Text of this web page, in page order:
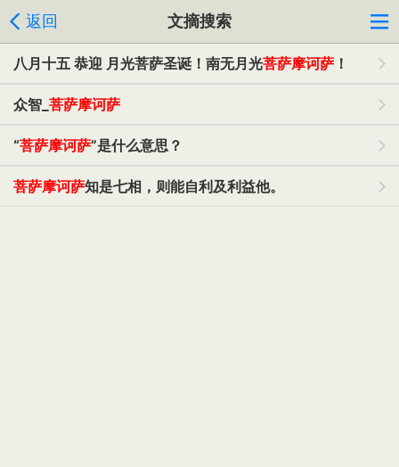
返回 文摘搜索
八月十五 恭迎 月光菩萨圣诞！南无月光菩萨摩诃萨 ！
众智_ 菩萨摩诃萨
“菩萨摩诃萨”是什么意思？
菩萨摩诃萨知是七相，则能自利及利益他。